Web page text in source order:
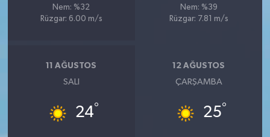
Nem: %32
Rüzgar: 6.00 m/s
Nem: %39
Rüzgar: 7.81 m/s
11 AĞUSTOS
SALI
24°
12 AĞUSTOS
ÇARŞAMBA
25°